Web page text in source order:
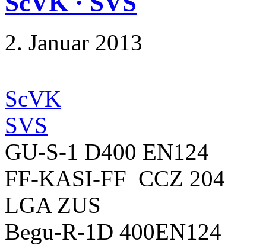
2. Januar 2013
ScVK
SVS
GU-S-1 D400 EN124
FF-KASI-FF CCZ 204
LGA ZUS
Begu-R-1D 400EN124